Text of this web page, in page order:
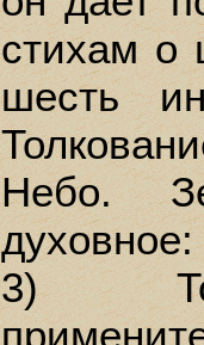
стихам о
шесть
Небо.
3)